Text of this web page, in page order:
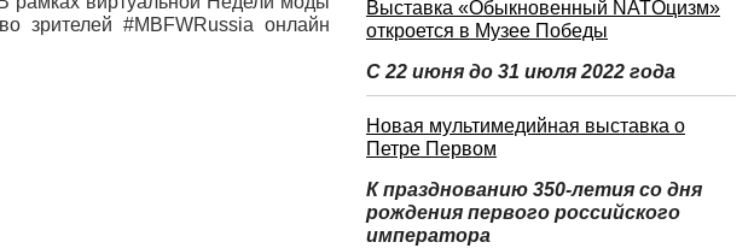
зрителей #MBFWRussia онлайн
Выставка «Обыкновенный NATOцизм»
откроется в Музее Победы
С 22 июня до 31 июля 2022 года
Новая мультимедийная выставка о
Петре Первом
К празднованию 350-летия со дня
рождения первого российского
императора